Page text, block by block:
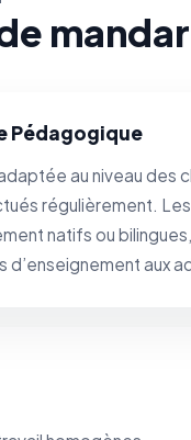
Pédagogique
au niveau des
régulièrement.
natifs ou
d’enseignement aux